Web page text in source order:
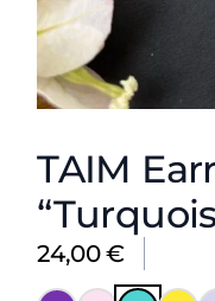
TAIM
24,00€